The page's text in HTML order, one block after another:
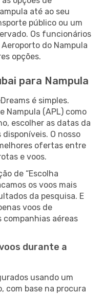
até ao seu
público ou um
Os funcionários
do Nampula
opções.
para Nampula
é simples.
Nampula (APL) como
escolher as datas da
O nosso
ofertas entre
e voos.
de “Escolha
os voos mais
da pesquisa. E
voos de
companhias aéreas
durante a
usando um
com base na procura